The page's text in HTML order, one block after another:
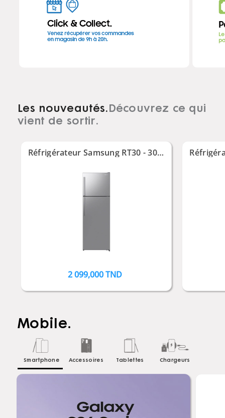
Les nouveautés. Découvrez ce qui
vient de sortir.
Réfrigérateur Samsung RT30 - 303L Twin Cooling - RT30A3100SA
2 099,000 TND
Mobile.
Smartphone Accessoires Tablettes Chargeurs